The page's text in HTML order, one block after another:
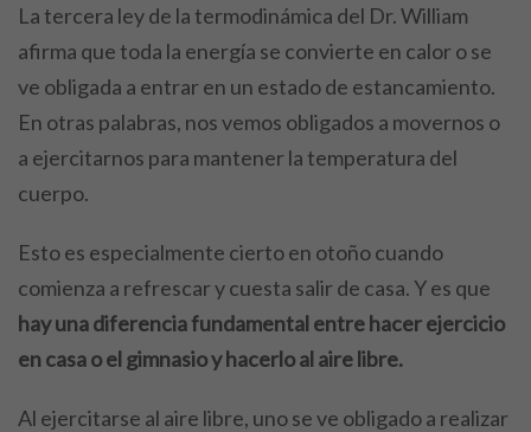
La tercera ley de la termodinámica del Dr. William
afirma que toda la energía se convierte en calor o se
ve obligada a entrar en un estado de estancamiento.
En otras palabras, nos vemos obligados a movernos o
a ejercitarnos para mantener la temperatura del
cuerpo.
Esto es especialmente cierto en otoño cuando
comienza a refrescar y cuesta salir de casa. Y es que
hay una diferencia fundamental entre hacer ejercicio
en casa o el gimnasio y hacerlo al aire libre.
Al ejercitarse al aire libre, uno se ve obligado a realizar